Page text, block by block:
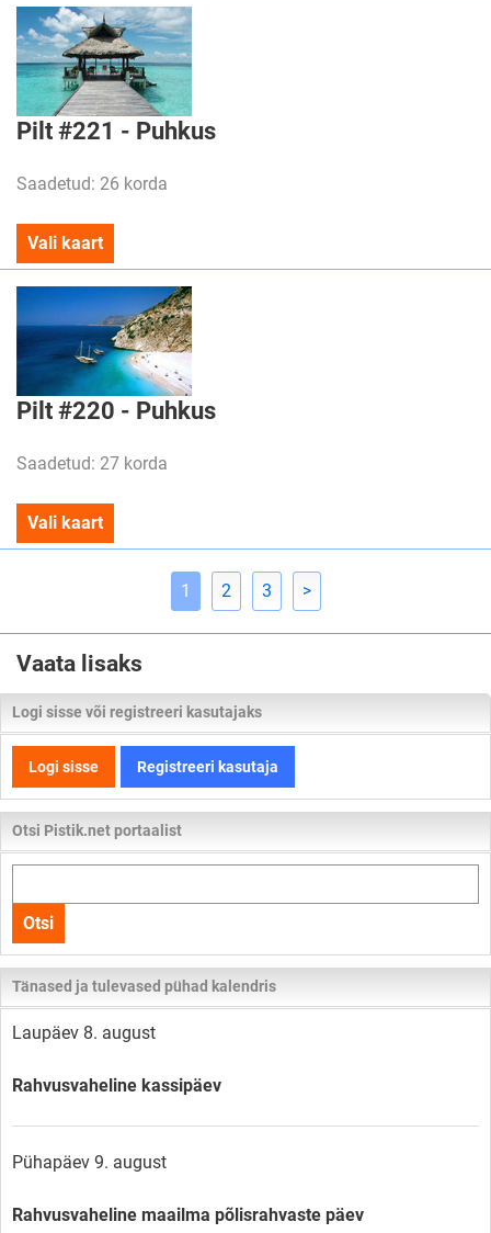
Pilt #221 - Puhkus
Saadetud: 26 korda
Vali kaart
Pilt #220 - Puhkus
Saadetud: 27 korda
Vali kaart
1 2 3 >
Vaata lisaks
Logi sisse või registreeri kasutajaks
Logi sisse Registreeri kasutaja
Otsi Pistik.net portaalist
kogu
lehelt
Otsi
Tänased ja tulevased pühad kalendris
Laupäev 8. august
Rahvusvaheline kassipäev
Pühapäev 9. august
Rahvusvaheline maailma põlisrahvaste päev